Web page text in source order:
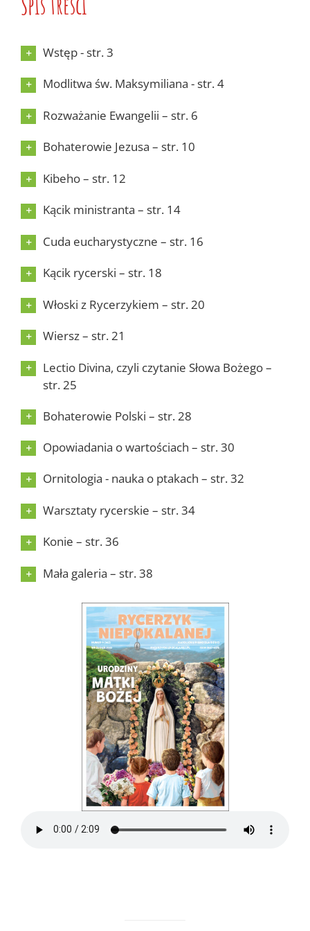
Wstęp - str. 3
Modlitwa św. Maksymiliana - str. 4
Rozważanie Ewangelii – str. 6
Bohaterowie Jezusa – str. 10
Kibeho – str. 12
Kącik ministranta – str. 14
Cuda eucharystyczne – str. 16
Kącik rycerski – str. 18
Włoski z Rycerzykiem – str. 20
Wiersz – str. 21
Lectio Divina, czyli czytanie Słowa Bożego –
str. 25
Bohaterowie Polski – str. 28
Opowiadania o wartościach – str. 30
Ornitologia - nauka o ptakach – str. 32
Warsztaty rycerskie – str. 34
Konie – str. 36
Mała galeria – str. 38